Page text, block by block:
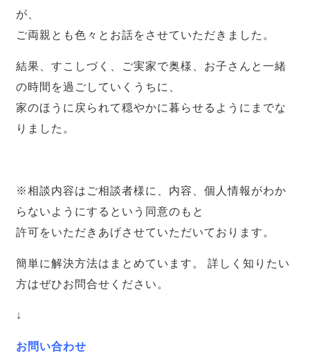
が、
ご両親とも色々とお話をさせていただきました。
結果、すこしづく、ご実家で奥様、お子さんと一緒
の時間を過ごしていくうちに、
家のほうに戻られて穏やかに暮らせるようにまでな
りました。
※相談内容はご相談者様に、内容、個人情報がわか
らないようにするという同意のもと
許可をいただきあげさせていただいております。
簡単に解決方法はまとめています。 詳しく知りたい
方はぜひお問合せください。
↓
お問い合わせ